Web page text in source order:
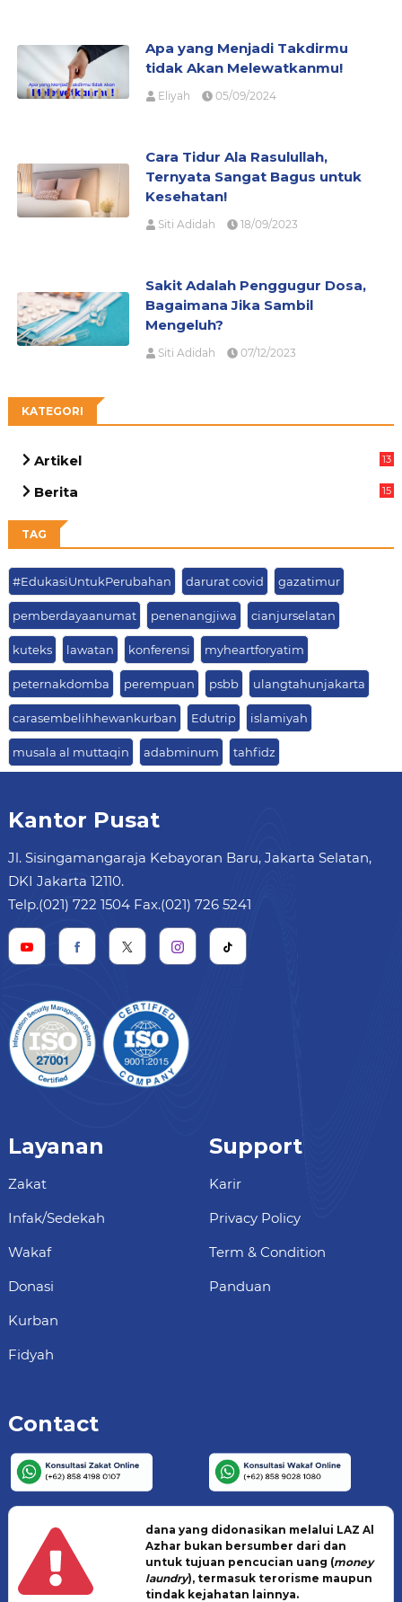
Apa yang Menjadi Takdirmu
tidak Akan Melewatkanmu!
Eliyah 05/09/2024
Cara Tidur Ala Rasulullah,
Ternyata Sangat Bagus untuk
Kesehatan!
Siti Adidah 18/09/2023
Sakit Adalah Penggugur Dosa,
Bagaimana Jika Sambil
Mengeluh?
Siti Adidah 07/12/2023
KATEGORI
Artikel
13
Berita
15
TAG
#EdukasiUntukPerubahan darurat covid gazatimur
pemberdayaanumat penenangjiwa cianjurselatan
kuteks lawatan konferensi myheartforyatim
peternakdomba perempuan psbb ulangtahunjakarta
carasembelihhewankurban Edutrip islamiyah
musala al muttaqin adabminum tahfidz
Kantor Pusat
Jl. Sisingamangaraja Kebayoran Baru, Jakarta Selatan,
DKI Jakarta 12110.
Telp.(021) 722 1504 Fax.(021) 726 5241
Layanan
Zakat
Infak/Sedekah
Wakaf
Donasi
Kurban
Fidyah
Support
Karir
Privacy Policy
Term & Condition
Panduan
Contact
dana yang didonasikan melalui LAZ Al
Azhar bukan bersumber dari dan
untuk tujuan pencucian uang (money
laundry), termasuk terorisme maupun
tindak kejahatan lainnya.